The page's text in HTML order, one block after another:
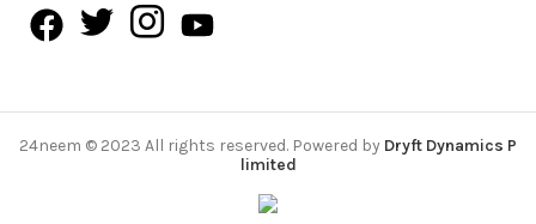
24neem © 2023 All rights reserved. Powered by Dryft Dynamics P
limited